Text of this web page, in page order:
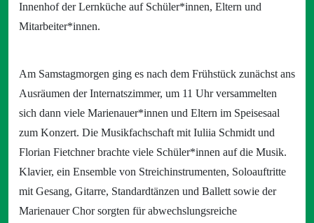
Innenhof der Lernküche auf Schüler*innen, Eltern und
Mitarbeiter*innen.
Am Samstagmorgen ging es nach dem Frühstück zunächst ans
Ausräumen der Internatszimmer, um 11 Uhr versammelten
sich dann viele Marienauer*innen und Eltern im Speisesaal
zum Konzert. Die Musikfachschaft mit Iuliia Schmidt und
Florian Fietchner brachte viele Schüler*innen auf die Musik.
Klavier, ein Ensemble von Streichinstrumenten, Soloauftritte
mit Gesang, Gitarre, Standardtänzen und Ballett sowie der
Marienauer Chor sorgten für abwechslungsreiche